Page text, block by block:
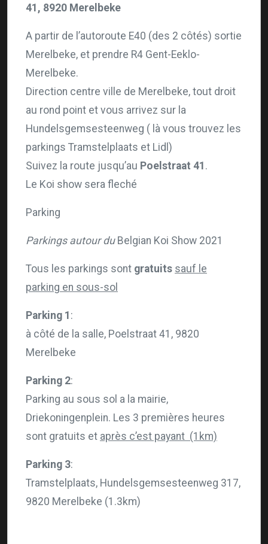
41, 8920 Merelbeke
A partir de l’autoroute E40 (des 2 côtés) sortie
Merelbeke, et prendre R4 Gent-Eeklo-
Merelbeke.
Direction centre ville de Merelbeke, tout droit
au rond point et vous arrivez sur la
Hundelsgemsesteenweg ( là vous trouvez les
parkings Tramstelplaats et Lidl)
Suivez la route jusqu’au Poelstraat 41 .
Le Koi show sera fleché
Parking
Parkings autour duBelgian Koi Show 2021
Tous les parkings sont gratuits sauf le
parking en sous-sol
Parking 1 :
à côté de la salle, Poelstraat 41, 9820
Merelbeke
Parking 2:
Parking au sous sol a la mairie,
Driekoningenplein. Les 3 premières heures
sont gratuits et après c’est payant (1km)
Parking 3:
Tramstelplaats, Hundelsgemsesteenweg 317,
9820 Merelbeke (1.3km)